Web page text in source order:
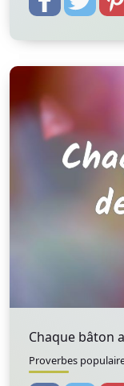
Chaque bâton
Proverbes